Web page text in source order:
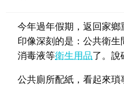
今年過年假期，返回家
印像深刻的是：公共衛
消毒液等衛生用品了。說
公共廁所配紙，看起來